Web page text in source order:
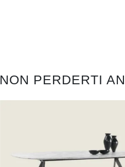
NON PERDERTI